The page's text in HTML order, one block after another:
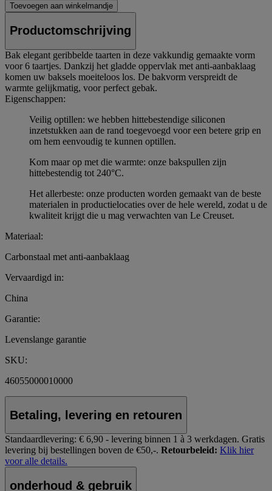
Toevoegen aan winkelmandje
Productomschrijving
Bak elegant geribbelde taarten in deze vakkundig gemaakte vorm
voor 6 taartjes. Dankzij het gladde oppervlak met anti-aanbaklaag
komen uw baksels moeiteloos los. De bakvorm verspreidt de
warmte gelijkmatig, voor perfect gebak.
Eigenschappen:
Veilig optillen: we hebben hittebestendige siliconen
inzetstukken aan de rand toegevoegd voor een betere grip en
om hem eenvoudig te kunnen optillen.
Kom maar op met die warmte: onze bakspullen zijn
hittebestendig tot 240°C.
Het allerbeste: onze producten worden gemaakt van de beste
materialen in productielocaties over de hele wereld, zodat u de
kwaliteit krijgt die u mag verwachten van Le Creuset.
Materiaal:
Carbonstaal met anti-aanbaklaag
Vervaardigd in:
China
Garantie:
Levenslange garantie
SKU:
46055000010000
Betaling, levering en retouren
Standaardlevering: € 6,90 - levering binnen 1 à 3 werkdagen. Gratis
levering bij bestellingen boven de €50,-. Retourbeleid: Klik hier
voor alle details.
onderhoud & gebruik